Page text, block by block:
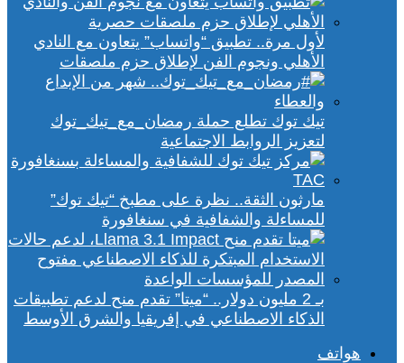
لأول مرة.. تطبيق “واتساب” يتعاون مع النادي
الأهلي ونجوم الفن لإطلاق حزم ملصقات
تيك توك تطلع حملة رمضان_مع_تيك_توك
لتعزيز الروابط الاجتماعية
مارثون الثقة.. نظرة على مطبخ “تيك توك”
للمساءلة والشفافية في سنغافورة
بـ 2 مليون دولار.. “ميتا” تقدم منح لدعم تطبيقات
الذكاء الاصطناعي في إفريقيا والشرق الأوسط
هواتف